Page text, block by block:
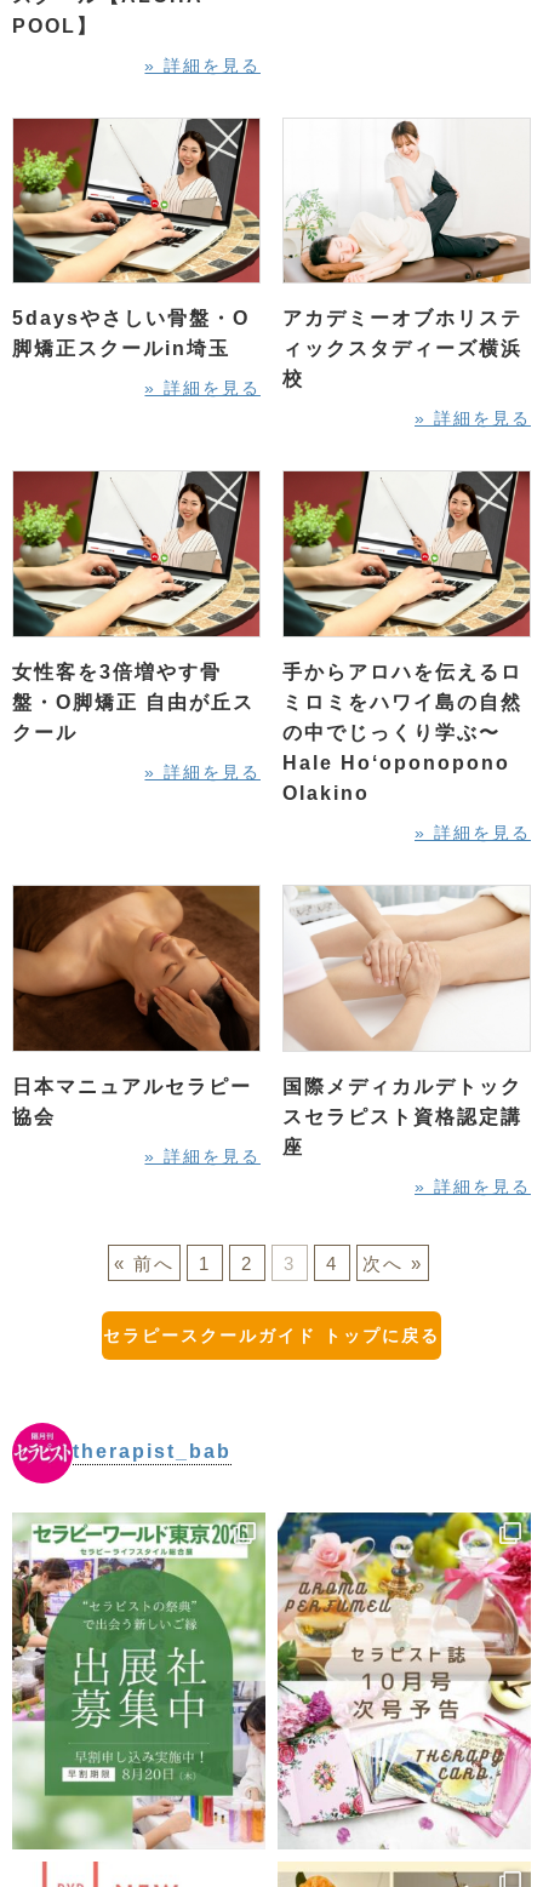
POOL】
» 詳細を見る
5daysやさしい骨盤・O
脚矯正スクールin埼玉
» 詳細を見る
アカデミーオブホリステ
ィックスタディーズ横浜
校
» 詳細を見る
女性客を3倍増やす骨
盤・O脚矯正 自由が丘ス
クール
» 詳細を見る
手からアロハを伝えるロ
ミロミをハワイ島の自然
の中でじっくり学ぶ〜
Hale Hoʻoponopono
Olakino
» 詳細を見る
日本マニュアルセラピー
協会
» 詳細を見る
国際メディカルデトック
スセラピスト資格認定講
座
» 詳細を見る
« 前へ 1 2 3 4 次へ »
セラピースクールガイド トップに戻る
therapist_bab